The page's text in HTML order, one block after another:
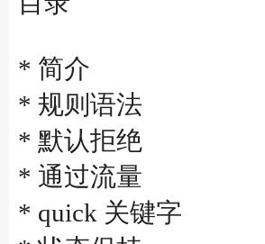
* 简介
* 规则语法
* 默认拒绝
* 通过流量
* quick 关键字